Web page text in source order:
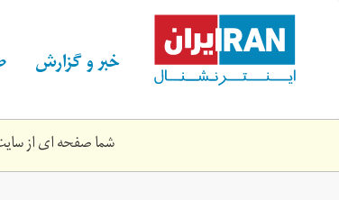
content خبر و گزارش
شما صفحه ای از